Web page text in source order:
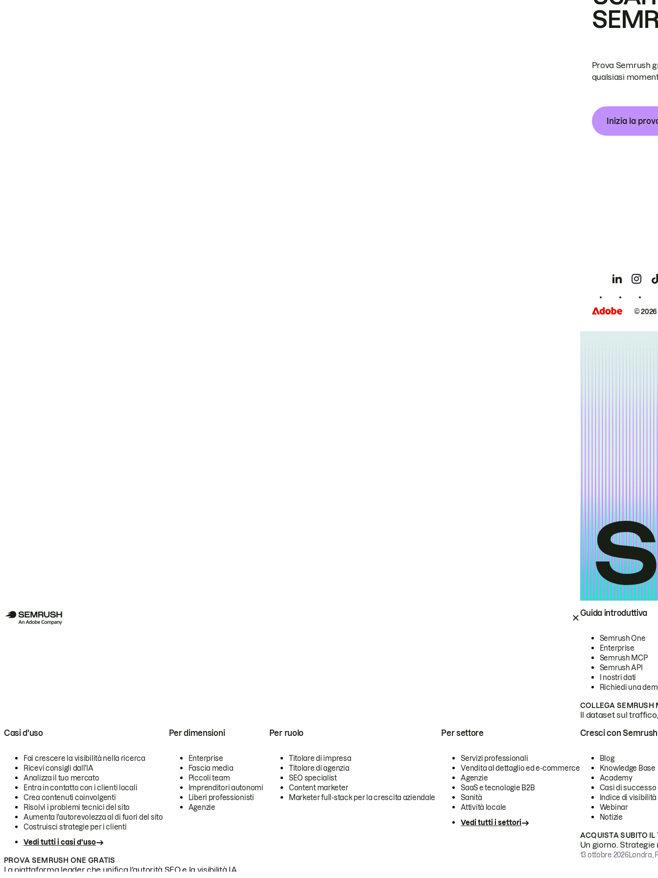
Guida introduttiva
Semrush One
Enterprise
Semrush MCP
Semrush API
I nostri dati
Richiedi una
COLLEGA SEMRUSH
Il dataset sul
Casi d'uso
Fai crescere la visibilità nella ricerca
Ricevi consigli dall'IA
Analizza il tuo mercato
Entra in contatto con i clienti locali
Crea contenuti coinvolgenti
Risolvi i problemi tecnici del sito
Aumenta l'autorevolezza al di fuori del sito
Costruisci strategie per i clienti
Vedi tutti i casi d'uso
Per dimensioni
Enterprise
Fascia media
Piccoli team
Imprenditori autonomi
Liberi professionisti
Agenzie
Per ruolo
Titolare di impresa
Titolare di agenzia
SEO specialist
Content marketer
Marketer full-stack per la crescita aziendale
Per settore
Servizi professionali
Vendita al dettaglio ed e-commerce
Agenzie
SaaS e tecnologie B2B
Sanità
Attività locale
Vedi tutti i settori
PROVA SEMRUSH ONE GRATIS
La piattaforma leader che unifica l'autorità SEO e la visibilità IA.
Cresci con Semrush
Blog
Knowledge Base
Academy
Casi di successo
Indice di visibilità
Webinar
Notizie
ACQUISTA SUBITO IL
Un giorno.
13 ottobre 2026Londra,
Prova Semrush
qualsiasi
Inizia la
©